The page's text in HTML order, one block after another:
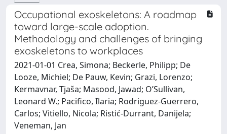
Occupational exoskeletons: A roadmap
toward large-scale adoption.
Methodology and challenges of bringing
exoskeletons to workplaces
2021-01-01 Crea, Simona; Beckerle, Philipp; De
Looze, Michiel; De Pauw, Kevin; Grazi, Lorenzo;
Kermavnar, Tjaša; Masood, Jawad; O’Sullivan,
Leonard W.; Pacifico, Ilaria; Rodriguez-Guerrero,
Carlos; Vitiello, Nicola; Ristić-Durrant, Danijela;
Veneman, Jan